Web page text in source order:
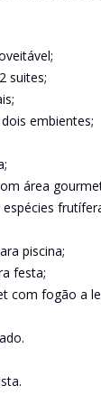
suites;
embientes;
área
piscina;
festa;
com fogão a